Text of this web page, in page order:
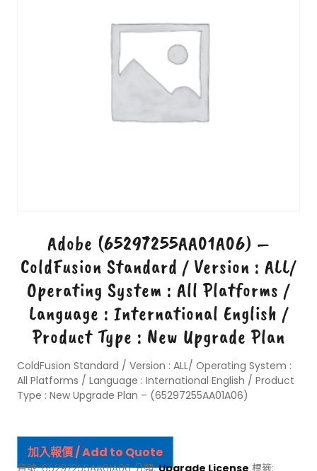
Adobe (65297255AA01A06) –
ColdFusion Standard / Version : ALL/
Operating System : All Platforms /
Language : International English /
Product Type : New Upgrade Plan
ColdFusion Standard / Version : ALL/ Operating System :
All Platforms / Language : International English / Product
Type : New Upgrade Plan – (65297255AA01A06)
加入報價 / Add to Quote
貨號:65297255AA01A06 分類:Upgrade License 標籤: